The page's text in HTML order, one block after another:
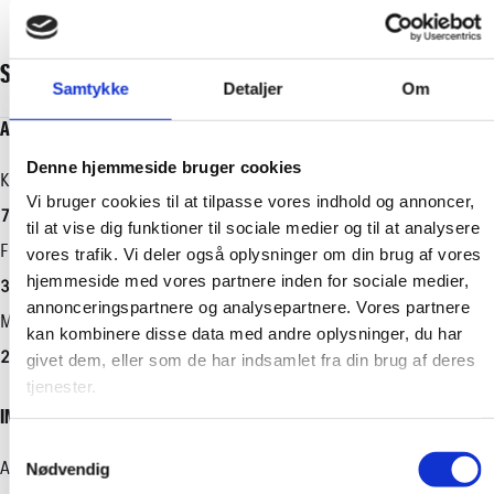
Samtykke Detaljer Om
Denne hjemmeside bruger cookies
Vi bruger cookies til at tilpasse vores indhold og annoncer,
til at vise dig funktioner til sociale medier og til at analysere
vores trafik. Vi deler også oplysninger om din brug af vores
hjemmeside med vores partnere inden for sociale medier,
annonceringspartnere og analysepartnere. Vores partnere
kan kombinere disse data med andre oplysninger, du har
givet dem, eller som de har indsamlet fra din brug af deres
tjenester.
Nødvendig
- Startspærre
- 3 Sæder for
- 6 gear
- Diesel partikelfilter
- Service overholdt
- USB-C tilslutning
Denne Proace City er udstyret med et komfortabelt interiør og
de nyeste teknologier for at sikre en behagelig køreoplevelse.
Den er perfekt til både privat og erhvervsmæssig brug med sin
rummelighed og praktiske funktioner.
Køretøjet befinder sig i Horsens, og hvis du er interesseret, kan
du kontakte os på pn@atbiler.dk for mere information. Denne
varevogn er et rigtig godt valg for dig, der ønsker funktionalitet
SPECIFIKATIONER
ALDER OG KILOMETERSTAND
Kilometerstand
7.575 km
Første indregistrering
31.03.2025
Modelår
2024
INDRETNING OG TYPE
Antal døre
MOTOR OG YDELSE
0-100 km/t
-
Tophastighed
166 km/t
Maksimal effekt
102 HK
Motorstørrelse
1,5 l
Drivmiddel
RUMMELIGHED OG MÅL
Køreklar vægt
1510 kg
Totalvægt
2040 kg
Antal sæder
3
Bredde
1848 mm
Højde
ØKONOMI
Brændstofforbrug (WLTP)
19,20 km/l
Grøn ejerafgift (årlig)
3600
Leveringsomkostninger (inkl.)
4.620 kr.